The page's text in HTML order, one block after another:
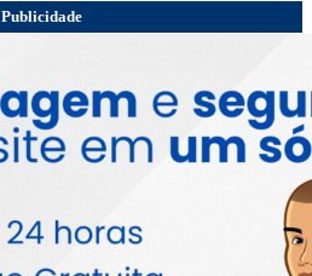
Publicidade